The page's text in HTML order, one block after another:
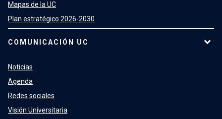
Mapas de la UC
Plan estratégico 2026-2030
COMUNICACIÓN UC
Noticias
Agenda
Redes sociales
Visión Universitaria